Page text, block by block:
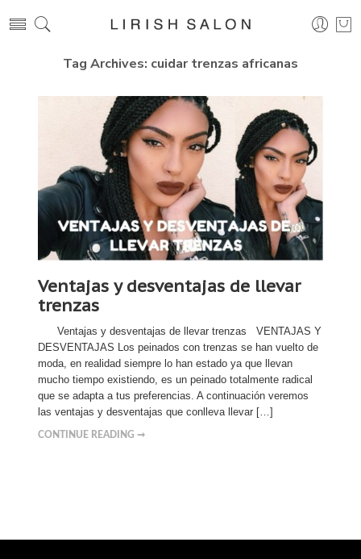
Tag Archives: cuidar trenzas africanas
Ventajas y desventajas de llevar
trenzas
Ventajas y desventajas de llevar trenzas VENTAJAS Y
DESVENTAJAS Los peinados con trenzas se han vuelto de
moda, en realidad siempre lo han estado ya que llevan
mucho tiempo existiendo, es un peinado totalmente radical
que se adapta a tus preferencias. A continuación veremos
las ventajas y desventajas que conlleva llevar […]
CONTINUE READING ➞